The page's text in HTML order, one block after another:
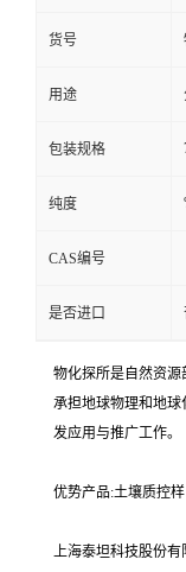
货号
用途
包装规格
纯度
CAS编号
是否进口
物化探所是自然资
承担地球物理和地
发应用与推广工作。
优势产品:土壤质控样
上海泰坦科技股份